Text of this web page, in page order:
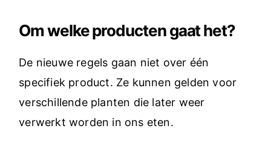
Om welke producten gaat het?
De nieuwe regels gaan niet over één
specifiek product. Ze kunnen gelden voor
verschillende planten die later weer
verwerkt worden in ons eten.